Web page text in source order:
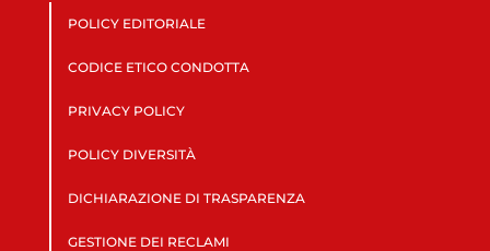
POLICY EDITORIALE
CODICE ETICO CONDOTTA
PRIVACY POLICY
POLICY DIVERSITÀ
DICHIARAZIONE DI TRASPARENZA
GESTIONE DEI RECLAMI